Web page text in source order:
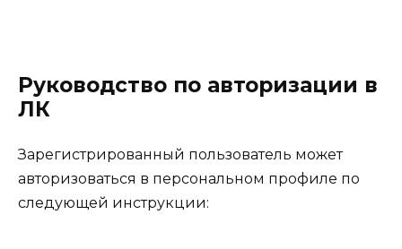
Руководство по авторизации в
ЛК
Зарегистрированный пользователь может
авторизоваться в персональном профиле по
следующей инструкции: